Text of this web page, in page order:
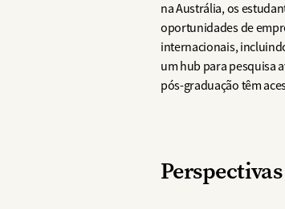
na Austrália, os
oportunidades de
internacionais,
um hub para pesquisa
pós-graduação têm